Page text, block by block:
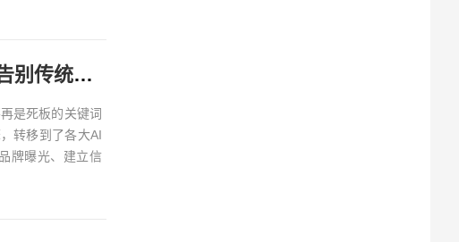
GEO已成主流！2026品牌传播新玩法，软文猫带你告别传统SEO
是死板的关键词
转移到了各大AI
牌曝光、建立信